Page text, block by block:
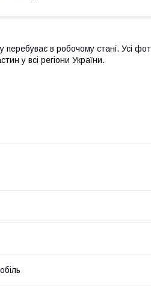
в робочому стані. Усі
у всі регіони України.